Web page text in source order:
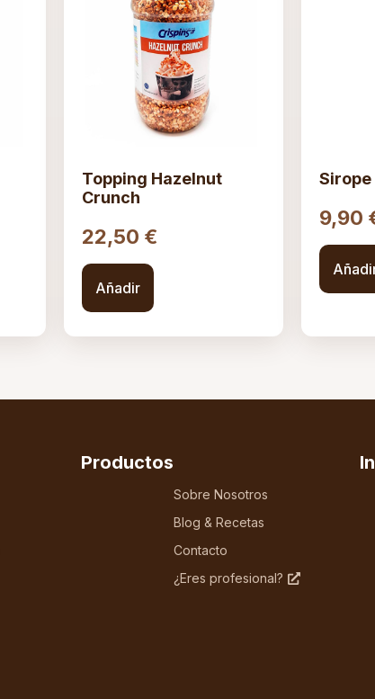
Topping Hazelnut
Crunch
22,50 €
Añadir
9,90
Productos
Sobre Nosotros
Blog & Recetas
Contacto
¿Eres profesional?